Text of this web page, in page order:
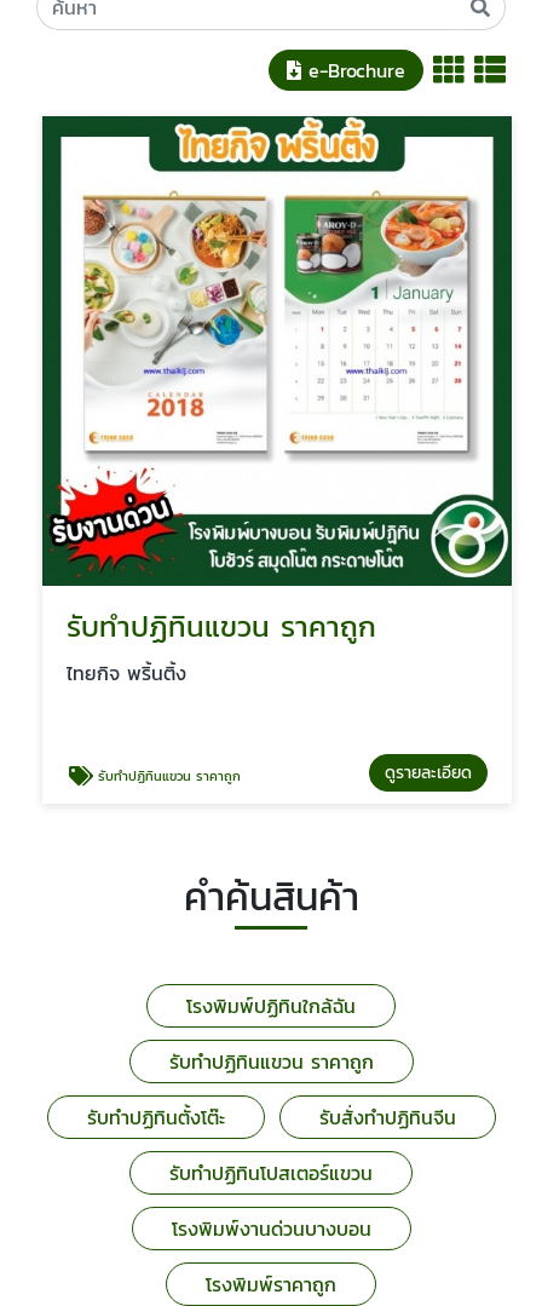
e-Brochure
รับทำปฏิทินแขวน ราคาถูก
ไทยกิจ พริ้นติ้ง
รับทำปฏิทินแขวน ราคาถูก ดูรายละเอียด
คำค้นสินค้า
โรงพิมพ์ปฏิทินใกล้ฉัน
รับทำปฏิทินแขวน ราคาถูก
รับทำปฏิทินตั้งโต๊ะ
รับสั่งทำปฏิทินจีน
รับทำปฏิทินโปสเตอร์แขวน
โรงพิมพ์งานด่วนบางบอน
โรงพิมพ์ราคาถูก